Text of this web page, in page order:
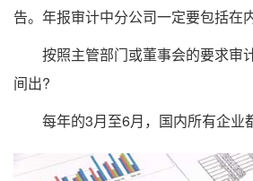
告。年报审计中分公司一定要包括在
按照主管部门或董事会的要求审
间出?
每年的3月至6月，国内所有企业